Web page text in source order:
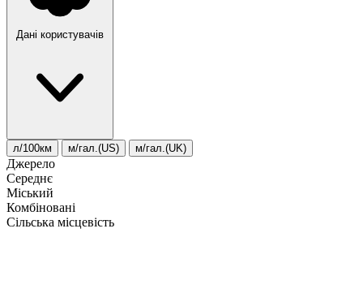
Дані користувачів
л/100км м/гал.(US) м/гал.(UK)
Джерело
Середнє
Міський
Комбіновані
Сільська місцевість